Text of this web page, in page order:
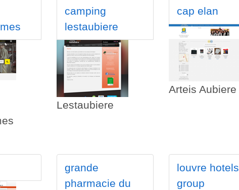
camping
lestaubiere
Lestaubiere
cap elan
Arteis Aubiere
grande
pharmacie du
louvre hotels
group